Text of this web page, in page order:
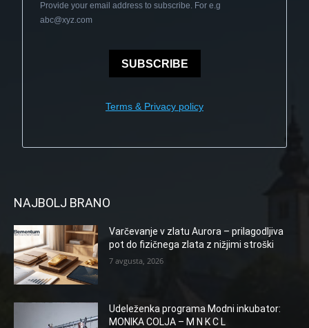
Provide your email address to subscribe. For e.g
abc@xyz.com
SUBSCRIBE
Terms & Privacy policy
NAJBOLJ BRANO
Varčevanje v zlatu Aurora – prilagodljiva
pot do fizičnega zlata z nižjimi stroški
7 avgusta, 2026
Udeleženka programa Modni inkubator:
MONIKA COLJA – M N K C L